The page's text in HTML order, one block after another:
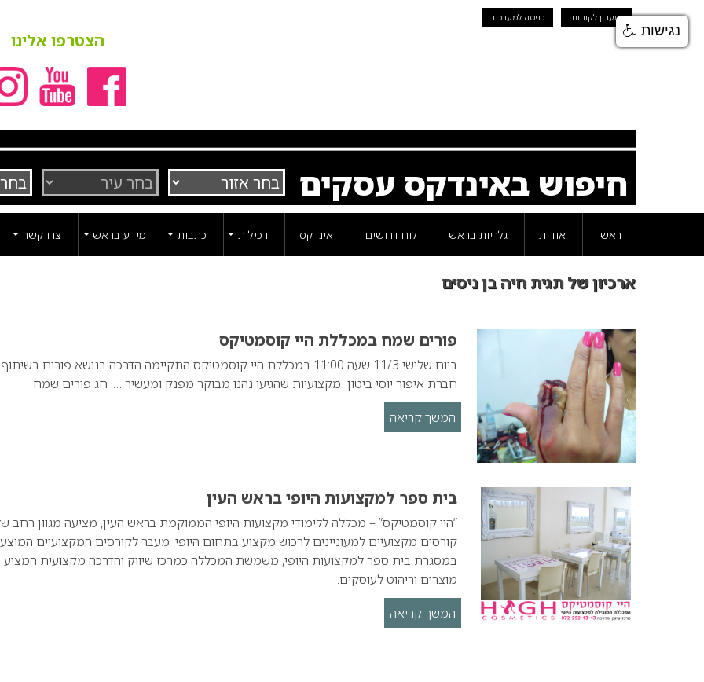
מועדון לקוחות כניסה למערכת
הצטרפו אלינו
חיפוש באינדקס עסקים
ראשי אודות גלריות בראש לוח דרושים אינדקס רכילות כתבות מידע בראש צרו קשר
ארכיון של תגית חיה בן ניסים
פורים שמח במכללת היי קוסמטיקס
ביום שלישי 11/3 שעה 11:00 במכללת היי קוסמטיקס התקיימה הדרכה בנושא פורים
חברת איפור יוסי ביטון מקצועיות שהגיעו נהנו מבוקר מפנק ומעשיר …. חג פורים שמח
המשך קריאה
בית ספר למקצועות היופי בראש העין
“היי קוסמטיקס” – מכללה ללימודי מקצועות היופי הממוקמת בראש העין, מציעה מגוון רחב
קורסים מקצועיים למעוניינים לרכוש מקצוע בתחום היופי. מעבר לקורסים המקצועיים
במסגרת בית ספר למקצועות היופי, משמשת המכללה כמרכז שיווק והדרכה מקצועית המציע
מוצרים וריהוט לעוסקים…
המשך קריאה
נגישות